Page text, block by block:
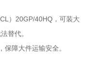
）20GP/40HQ，可装大
替代。
障大件运输安全。